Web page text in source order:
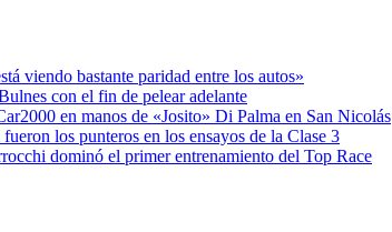
viendo bastante paridad entre los autos»
con el fin de pelear adelante
en manos de «Josito» Di Palma en San Nicolás
los punteros en los ensayos de la Clase 3
dominó el primer entrenamiento del Top Race